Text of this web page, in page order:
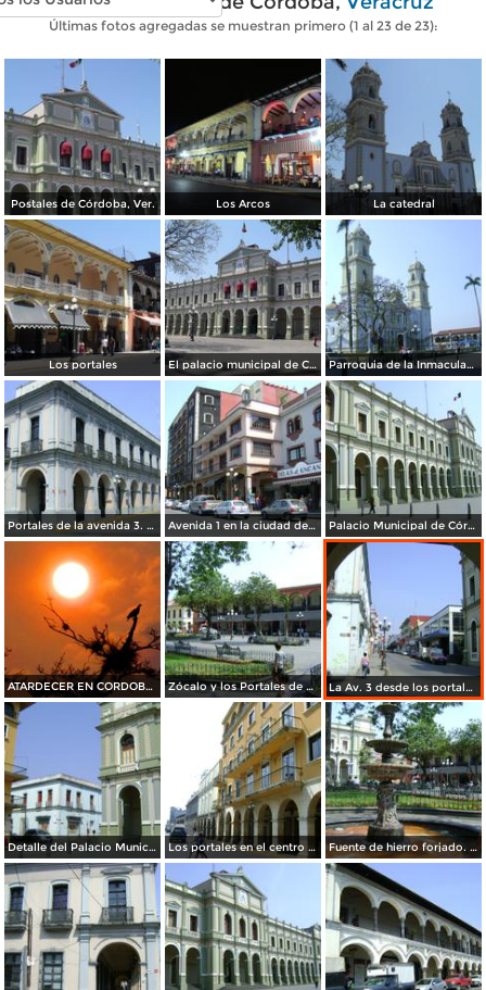
Últimas fotos agregadas se muestran primero (1 al 23 de 23):
Postales de Córdoba, Ver. Los Arcos La catedral
Los portales El palacio municipal de Cordoba Parroquia de la Inmaculada Concepción. Córdoba. Abril/2012
Portales de la avenida 3. Córdoba. Abril/2012 Avenida 1 en la ciudad de Córdoba. Abril/2012 Palacio Municipal de Córdoba. Abril/2012
ATARDECER EN CORDOBA,VERACRUZ Zócalo y los Portales de Córdoba. Abril/2012 La Av. 3 desde los portales de Córdoba. Abril/2012
Detalle del Palacio Municipal y arquitectura colonial. Abril/2012 Los portales en el centro de Córdoba. Abril/2012 Fuente de hierro forjado. Córdoba, Veracruz. Abril/2012